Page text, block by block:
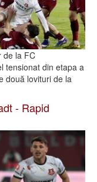
de la FC
tensionat din etapa a
două lovituri de la
- Rapid